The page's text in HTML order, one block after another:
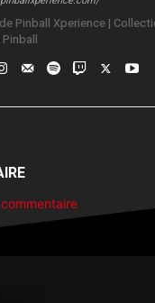
Pinball Xperience |
Pinball